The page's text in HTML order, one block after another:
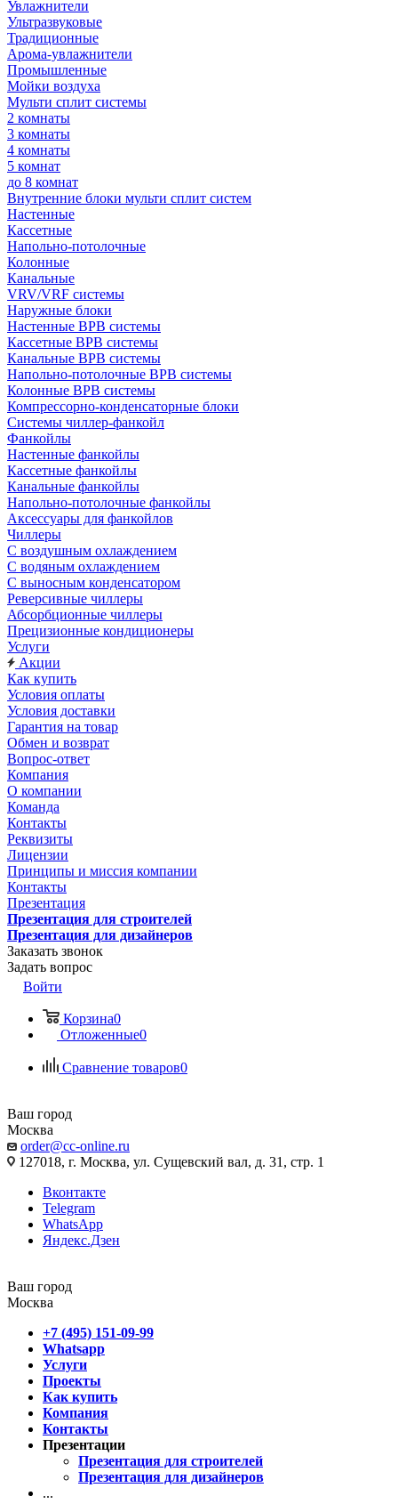
Увлажнители
Ультразвуковые
Традиционные
Арома-увлажнители
Промышленные
Мойки воздуха
Мульти сплит системы
2 комнаты
3 комнаты
4 комнаты
5 комнат
до 8 комнат
Внутренние блоки мульти сплит систем
Настенные
Кассетные
Напольно-потолочные
Колонные
Канальные
VRV/VRF системы
Наружные блоки
Настенные ВРВ системы
Кассетные ВРВ системы
Канальные ВРВ системы
Напольно-потолочные ВРВ системы
Колонные ВРВ системы
Компрессорно-конденсаторные блоки
Системы чиллер-фанкойл
Фанкойлы
Настенные фанкойлы
Кассетные фанкойлы
Канальные фанкойлы
Напольно-потолочные фанкойлы
Аксессуары для фанкойлов
Чиллеры
С воздушным охлаждением
С водяным охлаждением
С выносным конденсатором
Реверсивные чиллеры
Абсорбционные чиллеры
Прецизионные кондиционеры
Услуги
Акции
Как купить
Условия оплаты
Условия доставки
Гарантия на товар
Обмен и возврат
Вопрос-ответ
Компания
О компании
Команда
Контакты
Реквизиты
Лицензии
Принципы и миссия компании
Контакты
Презентация
Презентация для строителей
Презентация для дизайнеров
Заказать звонок
Задать вопрос
Войти
Корзина0
Отложенные0
Сравнение товаров0
Ваш город
Москва
order@cc-online.ru
127018, г. Москва, ул. Сущевский вал, д. 31, стр. 1
Вконтакте
Telegram
WhatsApp
Яндекс.Дзен
Ваш город
Москва
+7 (495) 151-09-99
Whatsapp
Услуги
Проекты
Как купить
Компания
Контакты
Презентации
Презентация для строителей
Презентация для дизайнеров
...